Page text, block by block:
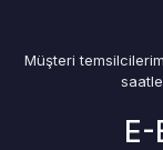
Müşteri